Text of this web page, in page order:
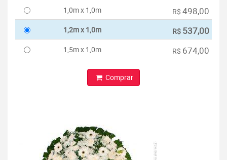
1,0m x 1,0m
R$ 498,00
1,2m x 1,0m R$ 537,00
1,5m x 1,0m R$ 674,00
Comprar